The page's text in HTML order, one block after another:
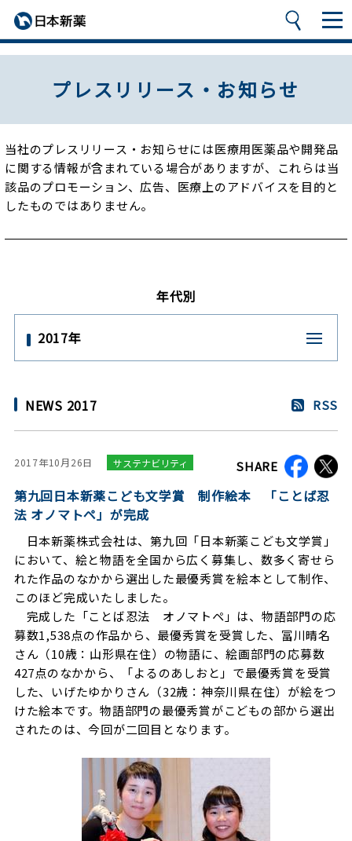
プレスリリース・お知らせ
当社のプレスリリース・お知らせには医療用医薬品や開発品
に関する情報が含まれている場合がありますが、
これらは当
該品のプロモーション、広告、医療上のアドバイスを目的と
したものではありません。
年代別
2017年
NEWS 2017 RSS
2017年10月26日 サステナビリティ SHARE
第九回日本新薬こども文学賞 制作絵本 「ことば忍
法 オノマトペ」が完成
日本新薬株式会社は、第九回「日本新薬こども文学賞」
において、絵と物語を全国から広く募集し、数多く寄せら
れた作品のなかから選出した最優秀賞を絵本として制作、
このほど完成いたしました。
完成した「ことば忍法 オノマトペ」は、物語部門の応
募数1,538点の作品から、最優秀賞を受賞した、冨川晴名
さん（10歳：山形県在住）の物語に、絵画部門の応募数
427点のなかから、「よるのあしおと」で最優秀賞を受賞
した、いげたゆかりさん（32歳：神奈川県在住）が絵をつ
けた絵本です。物語部門の最優秀賞がこどもの部から選出
されたのは、今回が二回目となります。